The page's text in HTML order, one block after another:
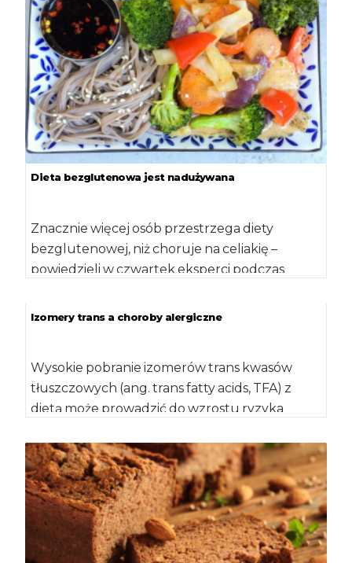
Dieta bezglutenowa jest nadużywana
Znacznie więcej osób przestrzega diety
bezglutenowej, niż choruje na celiakię –
powiedzieli w czwartek eksperci podczas
Izomery trans a choroby alergiczne
Wysokie pobranie izomerów trans kwasów
tłuszczowych (ang. trans fatty acids, TFA) z
dietą może prowadzić do wzrostu ryzyka